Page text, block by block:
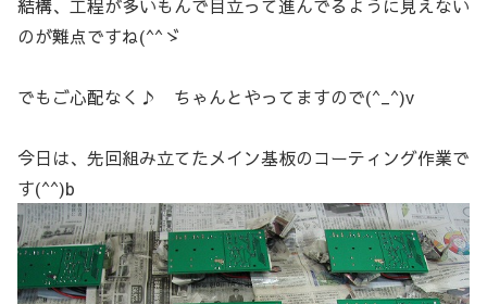
結構、工程が多いもんで目立って進んでるように見えない
のが難点ですね(^^ゞ
でもご心配なく♪ ちゃんとやってますので(^_^)v
今日は、先回組み立てたメイン基板のコーティング作業で
す(^^)b